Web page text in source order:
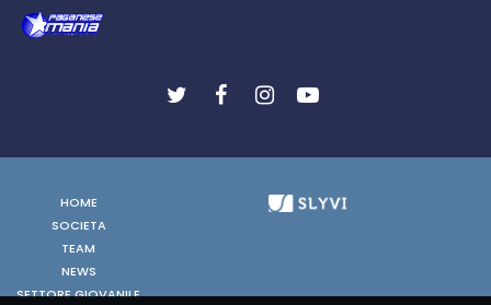
HOME
SOCIETA
TEAM
NEWS
SETTORE GIOVANILE